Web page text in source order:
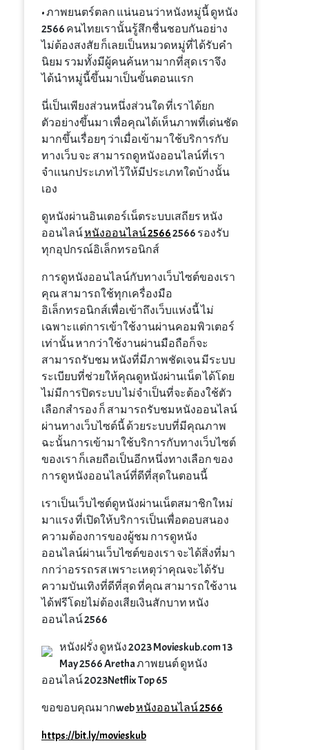
• ภาพยนตร์ตลก แน่นอนว่าหนังหมู่นี้ ดูหนัง
2566 คนไทยเรานั้นรู้สึกชื่นชอบกันอย่าง
ไม่ต้องสงสัย ก็เลยเป็นหมวดหมู่ที่ได้รับคำ
นิยม รวมทั้งมีผู้คนค้นหามากที่สุด เราจึง
ได้นำหมู่นี้ขึ้นมาเป็นขั้นตอนแรก
นี่เป็นเพียงส่วนหนึ่งส่วนใด ที่เราได้ยก
ตัวอย่างขึ้นมา เพื่อคุณได้เห็นภาพที่เด่นชัด
มากขึ้นเรื่อยๆ ว่าเมื่อเข้ามาใช้บริการกับ
ทางเว็บ จะ สามารถดูหนังออนไลน์ที่เรา
จำแนกประเภทไว้ให้มีประเภทใดบ้างนั้น
เอง
ดูหนังผ่านอินเตอร์เน็ตระบบเสถียร หนัง
ออนไลน์หนังออนไลน์ 25662566 รองรับ
ทุกอุปกรณ์อิเล็กทรอนิกส์
การดูหนังออนไลน์กับทางเว็บไซต์ของเรา
คุณ สามารถใช้ทุกเครื่องมือ
อิเล็กทรอนิกส์เพื่อเข้าถึงเว็บแห่งนี้ ไม่
เฉพาะแต่การเข้าใช้งานผ่านคอมพิวเตอร์
เท่านั้น หากว่าใช้งานผ่านมือถือก็จะ
สามารถรับชม หนังที่มีภาพชัดเจน มีระบบ
ระเบียบที่ช่วยให้คุณดูหนังผ่านเน็ต ได้โดย
ไม่มีการปิดระบบ ไม่จำเป็นที่จะต้องใช้ตัว
เลือกสำรอง ก็ สามารถรับชมหนังออนไลน์
ผ่านทางเว็บไซต์นี้ ด้วยระบบที่มีคุณภาพ
ฉะนั้นการเข้ามาใช้บริการกับทางเว็บไซต์
ของเรา ก็เลยถือเป็นอีกหนึ่งทางเลือก ของ
การดูหนังออนไลน์ที่ดีที่สุดในตอนนี้
เราเป็นเว็บไซต์ดูหนังผ่านเน็ตสมาชิกใหม่
มาแรง ที่เปิดให้บริการเป็นเพื่อตอบสนอง
ความต้องการของผู้ชม การดูหนัง
ออนไลน์ผ่านเว็บไซต์ของเรา จะได้สิ่งที่มา
กกว่าอรรถรส เพราะเหตุว่าคุณจะได้รับ
ความบันเทิงที่ดีที่สุด ที่คุณ สามารถใช้งาน
ได้ฟรีโดยไม่ต้องเสียเงินสักบาท หนัง
ออนไลน์ 2566
หนังฝรั่ง ดูหนัง 2023 Movieskub.com 13
May 2566 Aretha ภาพยนต์ ดูหนัง
ออนไลน์ 2023Netflix Top 65
ขอขอบคุณมากwebหนังออนไลน์ 2566
https://bit.ly/movieskub